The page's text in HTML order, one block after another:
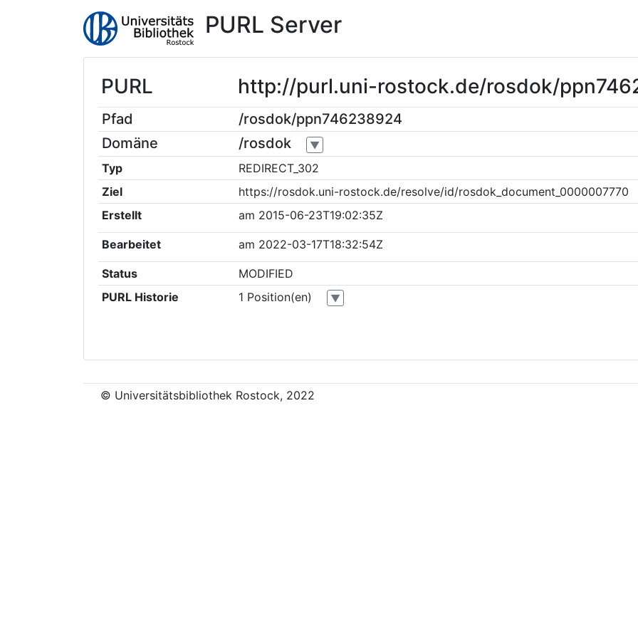
PURL Server
PURL http://purl.uni-rostock.de/rosdok/
Pfad
/rosdok/ppn746238924
Domäne
/rosdok ▼
Typ
REDIRECT_302
Ziel
https://rosdok.uni-rostock.de/resolve/id/rosdok_document_0000007770
Erstellt
am 2015-06-23T19:02:35Z
Bearbeitet am 2022-03-17T18:32:54Z
Status
MODIFIED
PURL Historie
1 Position(en) ▼
© Universitätsbibliothek Rostock, 2022